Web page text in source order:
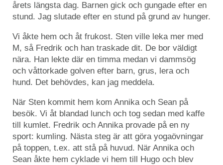
årets längsta dag. Barnen gick och gungade efter en
stund. Jag slutade efter en stund på grund av hunger.
Vi åkte hem och åt frukost. Sten ville leka mer med
M, så Fredrik och han traskade dit. De bor väldigt
nära. Han lekte där en timma medan vi dammsög
och våttorkade golven efter barn, grus, lera och
hund. Det behövdes, kan jag meddela.
När Sten kommit hem kom Annika och Sean på
besök. Vi åt blandad lunch och tog sedan med kaffe
till kumlet. Fredrik och Annika provade på en ny
sport: kumling. Nästa steg är att göra yogaövningar
på toppen, t.ex. att stå på huvud. När Annika och
Sean åkte hem cyklade vi hem till Hugo och blev